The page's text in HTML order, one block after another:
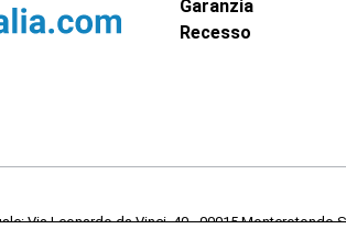
Garanzia
Recesso
Via Leonardo da Vinci, 40 - 00015 Monterotondo